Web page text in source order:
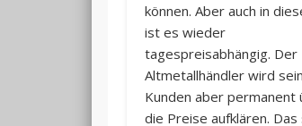
können. Aber auch in
ist es wieder
tagespreisabhängig. Der
Altmetallhändler wird
Kunden aber permanent
die Preise aufklären.